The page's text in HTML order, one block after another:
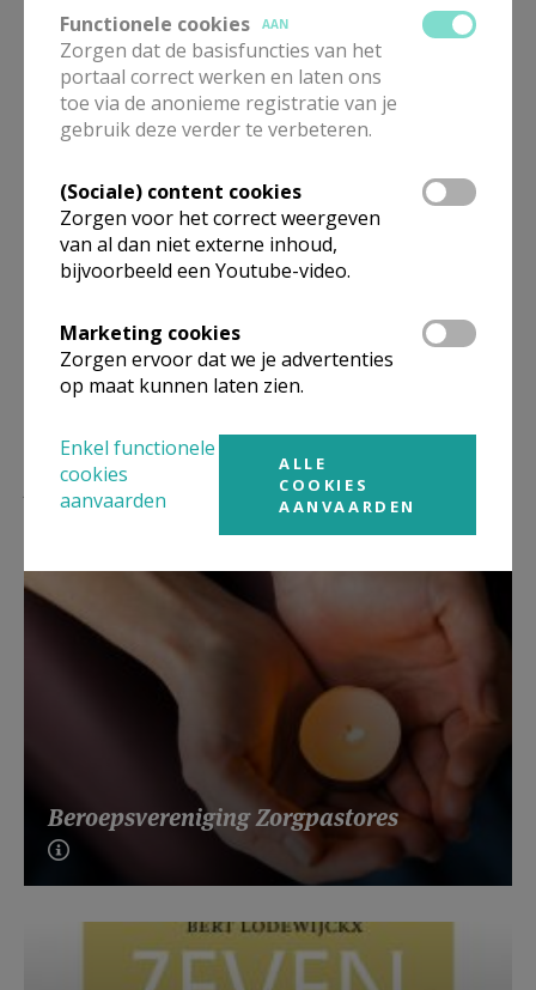
gebeurt door “Onthaal Meriba”.
ONTHAAL MERIBA: is de nieuwe ‘place to be’
inkomen hebben. We beluisteren de situatie,
volgen het dossier op en geven een aantal
punten voor de Sociale Winkel. Deze (prille)
werking wordt bemand en bevrouwd vanuit de
Lees meer
Beroepsvereniging Zorgpastores
Functionele cookies
AAN
Zorgen dat de basisfuncties van het
portaal correct werken en laten ons
toe via de anonieme registratie van je
gebruik deze verder te verbeteren.
(Sociale) content cookies
Zorgen voor het correct weergeven
van al dan niet externe inhoud,
bijvoorbeeld een Youtube-video.
Marketing cookies
Zorgen ervoor dat we je advertenties
op maat kunnen laten zien.
Enkel functionele
cookies
aanvaarden
ALLE
COOKIES
AANVAARDEN